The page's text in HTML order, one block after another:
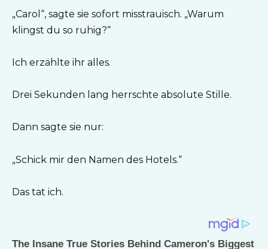
„Carol“, sagte sie sofort misstrauisch. „Warum
klingst du so ruhig?“
Ich erzählte ihr alles.
Drei Sekunden lang herrschte absolute Stille.
Dann sagte sie nur:
„Schick mir den Namen des Hotels.“
Das tat ich.